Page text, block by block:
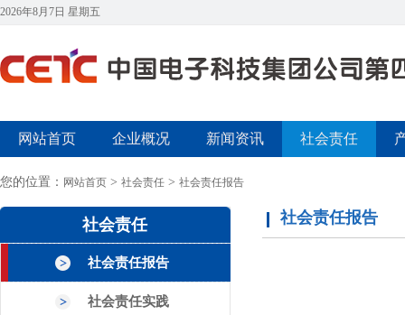
2026年8月7日 星期五
网站首页 企业概况 新闻资讯 社会责任
您的位置： 网站首页 > 社会责任 > 社会责任报告
社会责任
社会责任报告
社会责任实践
社会责任报告